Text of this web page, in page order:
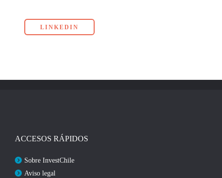
LINKEDIN
ACCESOS RÁPIDOS
Sobre InvestChile
Aviso legal